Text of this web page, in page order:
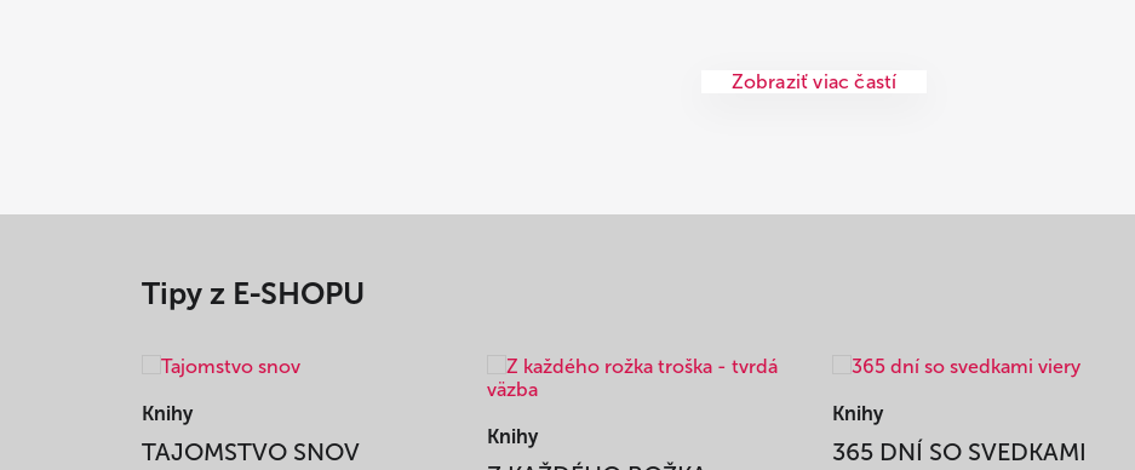
Zobraziť viac častí
Tipy z E-SHOPU
Knihy
TAJOMSTVO SNOV
Knihy
Knihy
365 DNÍ SO SVEDKAMI